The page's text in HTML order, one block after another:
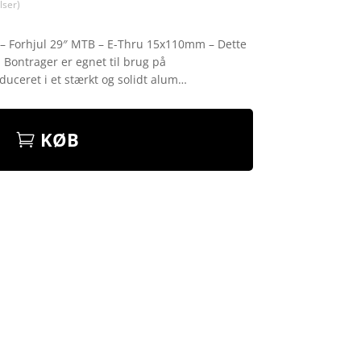
Forhjul 29″ MTB – E-Thru 15x110mm – Dette
Bontrager er egnet til brug på
i et stærkt og solidt alum…
KØB